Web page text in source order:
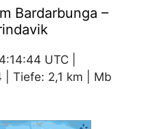
Bardarbunga –
UTC |
Tiefe: 2,1 km | Mb